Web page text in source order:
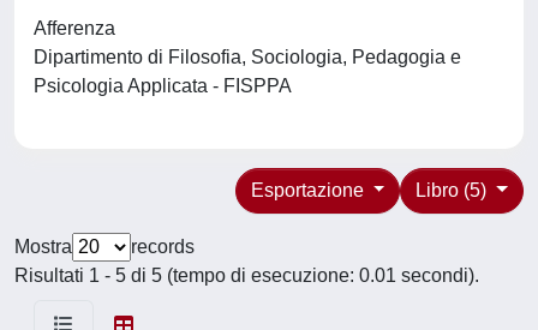
Afferenza
Dipartimento di Filosofia, Sociologia, Pedagogia e
Psicologia Applicata - FISPPA
Libro (5)
Esportazione
Mostra
records
Risultati 1 - 5 di 5 (tempo di esecuzione: 0.01 secondi).